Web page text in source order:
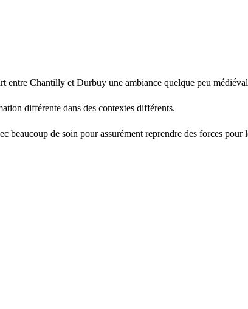
entre Chantilly et Durbuy une ambiance quelque peu
différente dans des contextes différents.
beaucoup de soin pour assurément reprendre des forces pour